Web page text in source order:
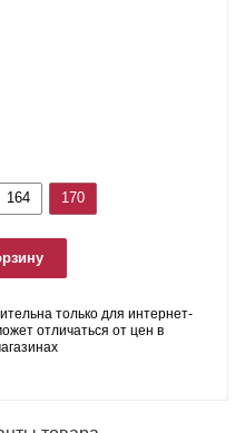
164 170
только для интернет-
отличаться от цен в